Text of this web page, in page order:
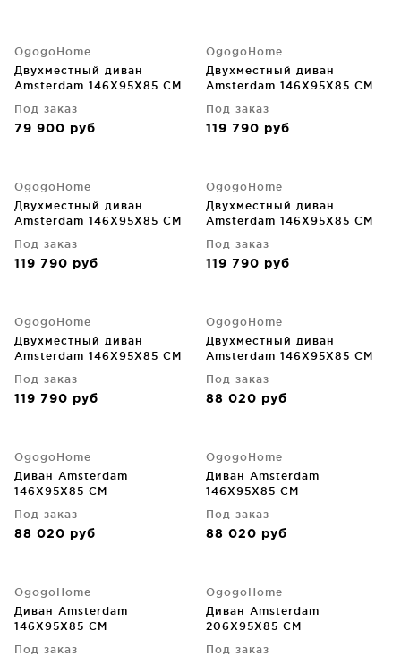
OgogoHome
Двухместный диван
Amsterdam 146X95X85 CM
Под заказ
79 900 руб
OgogoHome
Двухместный диван
Amsterdam 146X95X85 CM
Под заказ
119 790 руб
OgogoHome
Двухместный диван
Amsterdam 146X95X85 CM
Под заказ
119 790 руб
OgogoHome
Двухместный диван
Amsterdam 146X95X85 CM
Под заказ
119 790 руб
OgogoHome
Двухместный диван
Amsterdam 146X95X85 CM
Под заказ
119 790 руб
OgogoHome
Двухместный диван
Amsterdam 146X95X85 CM
Под заказ
88 020 руб
OgogoHome
Диван Amsterdam
146X95X85 CM
Под заказ
88 020 руб
OgogoHome
Диван Amsterdam
146X95X85 CM
Под заказ
88 020 руб
OgogoHome
Диван Amsterdam
146X95X85 CM
Под заказ
OgogoHome
Диван Amsterdam
206X95X85 CM
Под заказ